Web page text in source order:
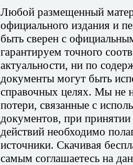
Любой размещенный
официального издания и
быть сверен с
гарантируем точного
актуальности, ни по
документы могут быть
справочных целях. Мы не
потери, связанные с
документов, при
действий необходимо
источники. Скачивая
самым соглашаетесь на